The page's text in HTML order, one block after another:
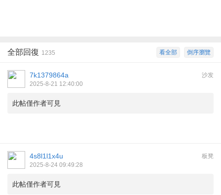
倒序瀏覽
看全部
全部回復 1235
沙发
7k1379864a
2025-8-21 12:40:00
此帖僅作者可見
板凳
4s8l1l1x4u
2025-8-24 09:49:28
此帖僅作者可見